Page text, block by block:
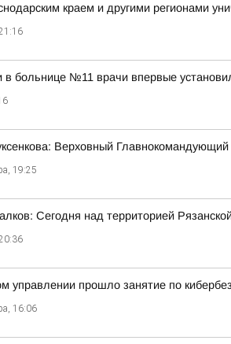
краем и другими регионами
в больнице №11 врачи впервые
Верховный
19:25
Сегодня над территорией
управлении прошло занятие по
16:06